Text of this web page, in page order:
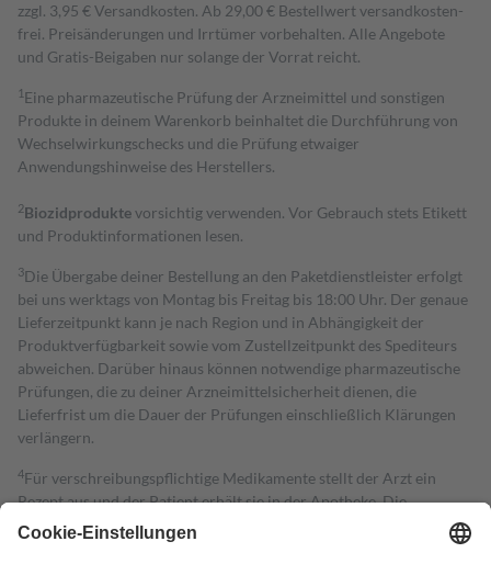
zzgl. 3,95 € Versandkosten. Ab 29,00 € Bestell­wert versand­kosten­
frei. Preisänderungen und Irrtümer vorbehalten. Alle Angebote
und Gratis-Beigaben nur solange der Vorrat reicht.
1 Eine pharmazeutische Prüfung der Arzneimittel und sonstigen
Produkte in deinem Warenkorb beinhaltet die Durchführung von
Wechselwirkungschecks und die Prüfung etwaiger
Anwendungshinweise des Herstellers.
2Biozidproduktevorsichtig verwenden. Vor Gebrauch stets Etikett
und Produktinformationen lesen.
3Die Übergabe deiner Bestellung an den Paketdienstleister erfolgt
bei uns werktags von Montag bis Freitag bis 18:00 Uhr. Der genaue
Lieferzeitpunkt kann je nach Region und in Abhängigkeit der
Produktverfügbarkeit sowie vom Zustellzeitpunkt des Spediteurs
abweichen. Darüber hinaus können notwendige pharmazeutische
Prüfungen, die zu deiner Arzneimittelsicherheit dienen, die
Lieferfrist um die Dauer der Prüfungen einschließlich Klärungen
verlängern.
4Für verschreibungspflichtige Medikamente stellt der Arzt ein
Rezept aus und der Patient erhält sie in der Apotheke. Die
gesetzliche Krankenversicherung übernimmt in der Regel die
Kosten dafür, der Versicherte trägt einen Teil davon als Zuzahlung